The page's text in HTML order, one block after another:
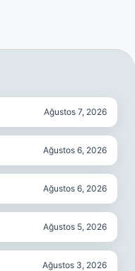
Ağustos 7, 2026
Ağustos 6, 2026
Ağustos 6, 2026
Ağustos 5, 2026
Ağustos 3, 2026